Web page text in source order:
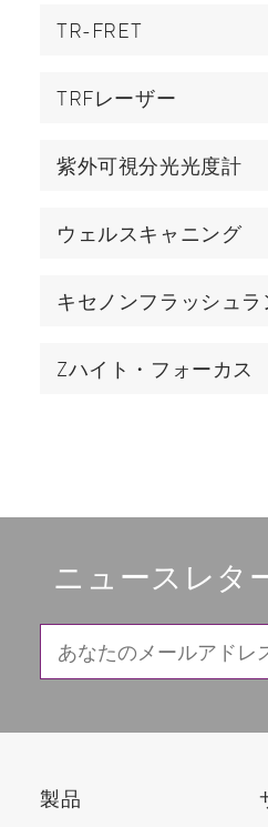
TR-FRET
TRFレーザー
紫外可視分光光度計
ウェルスキャニング
キセノンフラッシュ
Zハイト・フォーカス
ニュースレタ
製品